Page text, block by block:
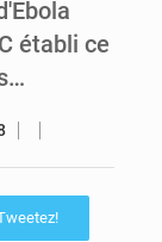
Forces Vives en Guinée : la coalition critique la gestion de Mamadi Doumbouya
établi ce